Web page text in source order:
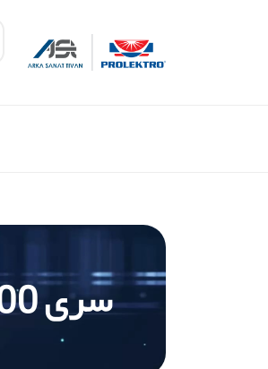
سری 9000 – 1650 وات (تنظیم دما)